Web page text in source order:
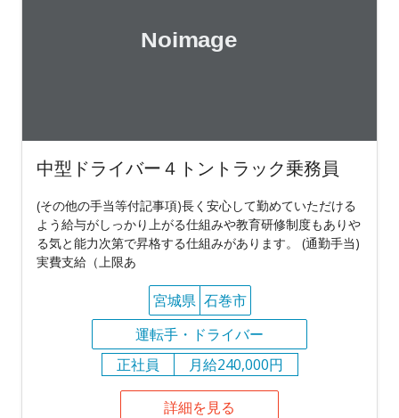
中型ドライバー４トントラック乗務員
(その他の手当等付記事項)長く安心して勤めていただける
よう給与がしっかり上がる仕組みや教育研修制度もありや
る気と能力次第で昇格する仕組みがあります。 (通勤手当)
実費支給（上限あ
宮城県 石巻市
運転手・ドライバー
正社員
月給240,000円
詳細を見る